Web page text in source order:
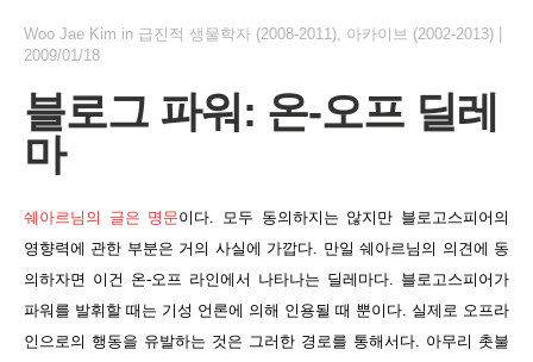
Woo Jae Kim in 급진적 생물학자 (2008-2011), 아카이브 (2002-2013)
2009/01/18
블로그 파워: 온-오프 딜레
마
쉐아르님의 글은 명문이다. 모두 동의하지는 않지만 블로고스피어의
영향력에 관한 부분은 거의 사실에 가깝다. 만일 쉐아르님의 의견에 동
의하자면 이건 온-오프 라인에서 나타나는 딜레마다. 블로고스피어가
파워를 발휘할 때는 기성 언론에 의해 인용될 때 뿐이다. 실제로 오프라
인으로의 행동을 유발하는 것은 그러한 경로를 통해서다. 아무리 촛불